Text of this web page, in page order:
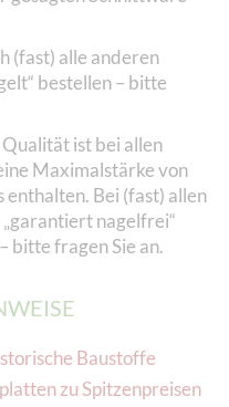
(fast) alle anderen
bestellen – bitte
ist bei allen
Maximalstärke von
enthalten. Bei (fast) allen
nagelfrei“
bitte fragen Sie an.
Baustoffe
zu Spitzenpreisen